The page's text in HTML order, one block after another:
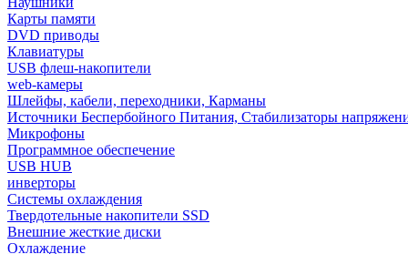
Карты памяти
DVD приводы
Клавиатуры
USB флеш-накопители
web-камеры
Шлейфы, кабели, переходники, Карманы
Источники Беспербойного Питания, Стабилизаторы
Микрофоны
Программное обеспечение
USB HUB
инверторы
Системы охлаждения
Твердотельные накопители SSD
Внешние жесткие диски
Охлаждение